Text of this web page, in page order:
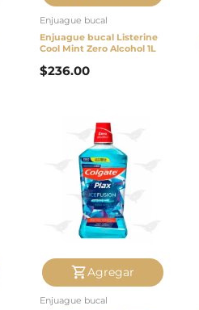
Enjuague bucal
Enjuague bucal Listerine
Cool Mint Zero Alcohol 1L
$236.00
Agregar
Enjuague bucal